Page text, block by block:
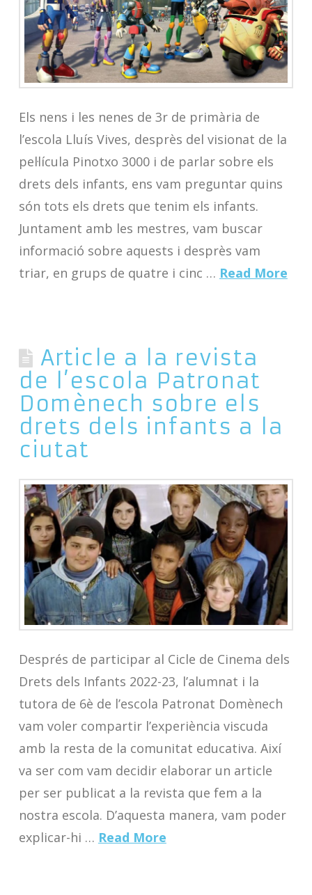
Els nens i les nenes de 3r de primària de
l’escola Lluís Vives, desprès del visionat de la
pel·lícula Pinotxo 3000 i de parlar sobre els
drets dels infants, ens vam preguntar quins
són tots els drets que tenim els infants.
Juntament amb les mestres, vam buscar
informació sobre aquests i desprès vam
triar, en grups de quatre i cinc … Read More
Article a la revista
de l’escola Patronat
Domènech sobre els
drets dels infants a la
ciutat
Després de participar al Cicle de Cinema dels
Drets dels Infants 2022-23, l’alumnat i la
tutora de 6è de l’escola Patronat Domènech
vam voler compartir l’experiència viscuda
amb la resta de la comunitat educativa. Així
va ser com vam decidir elaborar un article
per ser publicat a la revista que fem a la
nostra escola. D’aquesta manera, vam poder
explicar-hi … Read More